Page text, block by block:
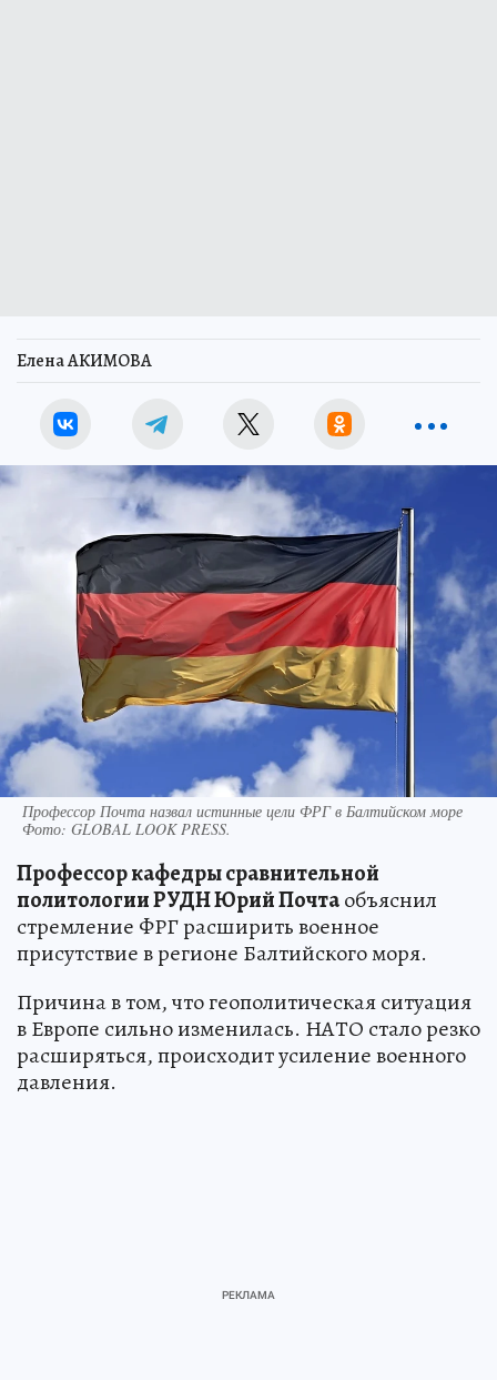
Елена АКИМОВА
Профессор Почта назвал истинные цели ФРГ в Балтийском море
Фото: GLOBAL LOOK PRESS.
Профессор кафедры сравнительной
политологии РУДН Юрий Почтаобъяснил
стремление ФРГ расширить военное
присутствие в регионе Балтийского моря.
Причина в том, что геополитическая ситуация
в Европе сильно изменилась. НАТО стало резко
расширяться, происходит усиление военного
давления.